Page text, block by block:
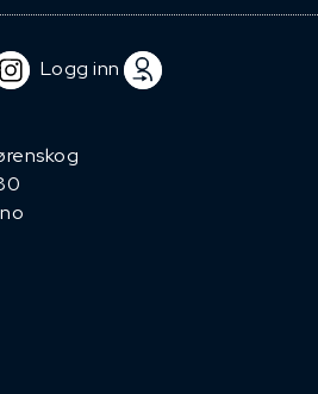
Logg inn